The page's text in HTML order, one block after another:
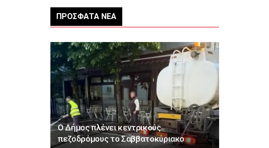
ΠΡΌΣΦΑΤΑ ΝΈΑ
Ο Δήμος πλένει κεντρικούς
πεζοδρόμους το Σαββατοκύριακο